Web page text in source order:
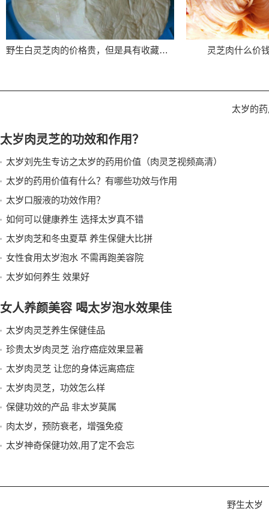
野生白灵芝肉的价格贵，但是具有收藏价值 灵芝肉什么价
太岁的
太岁肉灵芝的功效和作用？
太岁刘先生专访之太岁的药用价值（肉灵芝视频高清）
太岁的药用价值有什么？有哪些功效与作用
太岁口服液的功效作用？
如何可以健康养生 选择太岁真不错
太岁肉芝和冬虫夏草 养生保健大比拼
女性食用太岁泡水 不需再跑美容院
太岁如何养生 效果好
女人养颜美容 喝太岁泡水效果佳
太岁肉灵芝养生保健佳品
珍贵太岁肉灵芝 治疗癌症效果显著
太岁肉灵芝 让您的身体远离癌症
太岁肉灵芝，功效怎么样
保健功效的产品 非太岁莫属
肉太岁，预防衰老，增强免疫
太岁神奇保健功效,用了定不会忘
野生太岁